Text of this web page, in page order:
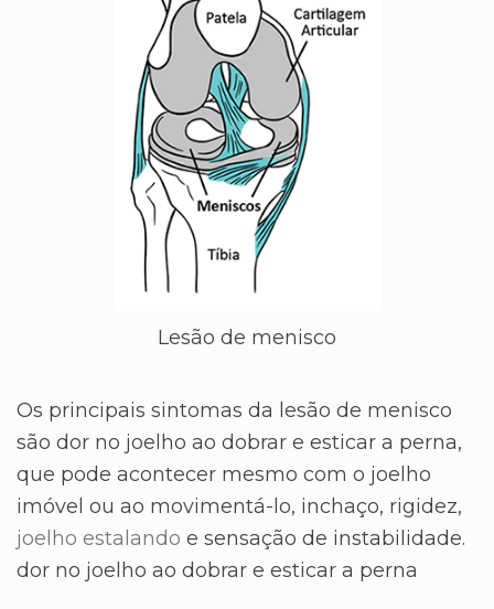
Lesão de menisco
Os principais sintomas da lesão de menisco
são dor no joelho ao dobrar e esticar a perna,
que pode acontecer mesmo com o joelho
imóvel ou ao movimentá-lo, inchaço, rigidez,
joelho estalando e sensação de instabilidade.
dor no joelho ao dobrar e esticar a perna